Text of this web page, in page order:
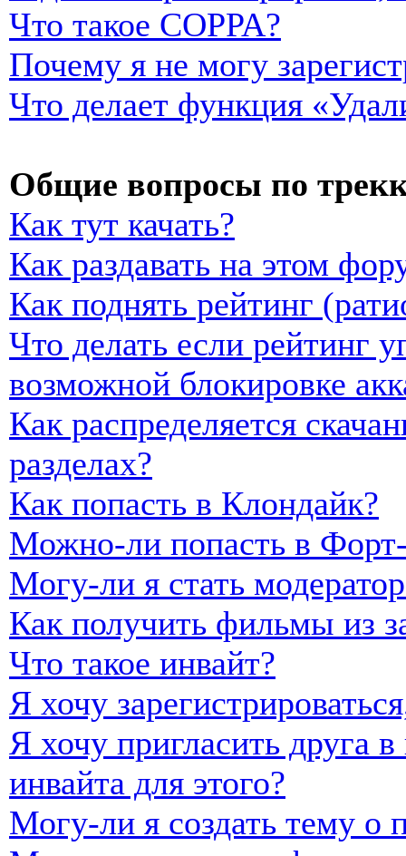
Что такое COPPA?
Почему я не могу
Что делает функция
Общие вопросы по
Как тут качать?
Как раздавать на этом
Как поднять рейтинг
Что делать если рейтинг
возможной блокировке
Как распределяется
разделах?
Как попасть в Клондайк?
Можно-ли попасть в
Могу-ли я стать
Как получить фильмы из
Что такое инвайт?
Я хочу
Я хочу пригласить друга
инвайта для этого?
Могу-ли я создать тему о